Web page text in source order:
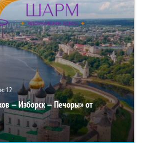
12
— Изборск — Печоры» от